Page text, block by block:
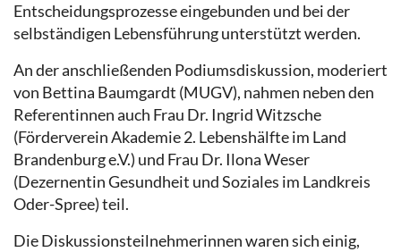
Entscheidungsprozesse eingebunden und bei der
selbständigen Lebensführung unterstützt werden.
An der anschließenden Podiumsdiskussion, moderiert
von Bettina Baumgardt (MUGV), nahmen neben den
Referentinnen auch Frau Dr. Ingrid Witzsche
(Förderverein Akademie 2. Lebenshälfte im Land
Brandenburg e.V.) und Frau Dr. Ilona Weser
(Dezernentin Gesundheit und Soziales im Landkreis
Oder-Spree) teil.
Die Diskussionsteilnehmerinnen waren sich einig,